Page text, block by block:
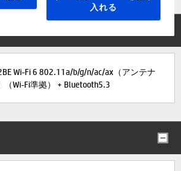
Wi-Fi 6 802.11a/b/g/n/ac/ax（アンテナ
Wi-Fi準拠） + Bluetooth5.3
入れる